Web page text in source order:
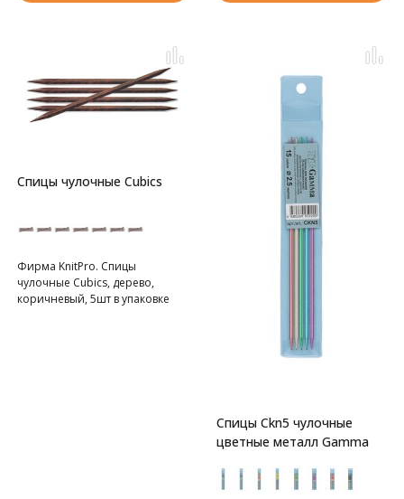
Спицы чулочные Cubics
Фирма KnitPro. Спицы
чулочные Cubics, дерево,
коричневый, 5шт в упаковке
Спицы Ckn5 чулочные
цветные металл Gamma